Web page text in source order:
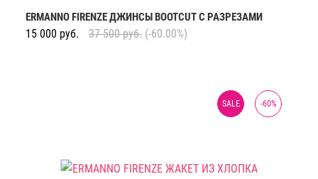
ERMANNO FIRENZE ДЖИНСЫ BOOTCUT С РАЗРЕЗАМИ
15 000 руб. 37 500 руб. (-60.00%)
-60%
SALE